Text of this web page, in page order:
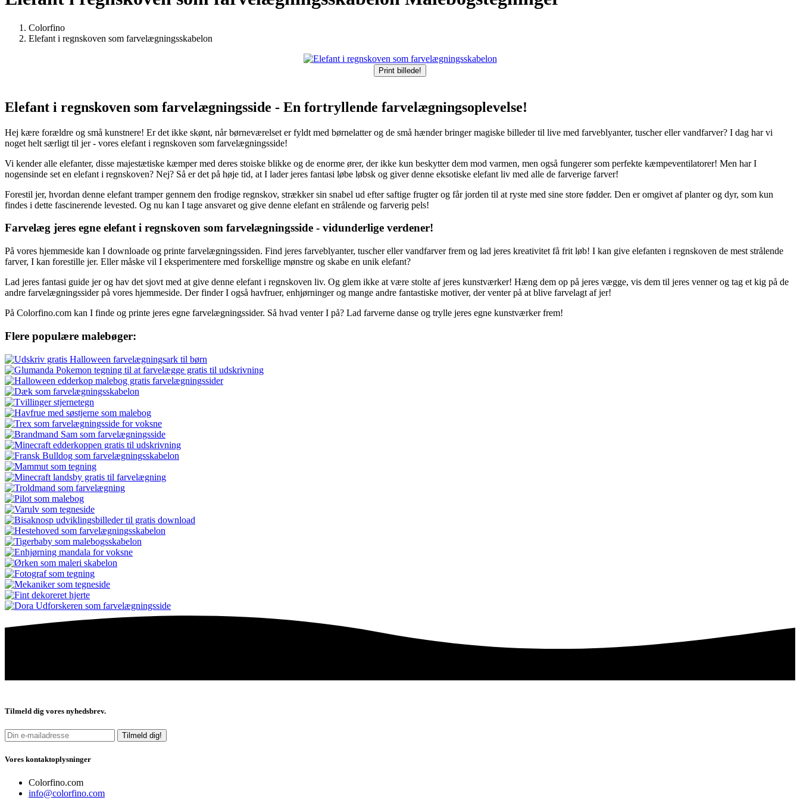
Colorfino
Elefant i regnskoven som farvelægningsskabelon
Print billede!
Elefant i regnskoven som farvelægningsside - En fortryllende farvelægningsoplevelse!
Hej kære forældre og små kunstnere! Er det ikke skønt, når børneværelset er fyldt med børnelatter og de små hænder bringer magiske billeder til live med farveblyanter, tuscher eller vandfarver? I dag har vi
noget helt særligt til jer - vores elefant i regnskoven som farvelægningsside!
Vi kender alle elefanter, disse majestætiske kæmper med deres stoiske blikke og de enorme ører, der ikke kun beskytter dem mod varmen, men også fungerer som perfekte kæmpeventilatorer! Men har I
nogensinde set en elefant i regnskoven? Nej? Så er det på høje tid, at I lader jeres fantasi løbe løbsk og giver denne eksotiske elefant liv med alle de farverige farver!
Forestil jer, hvordan denne elefant tramper gennem den frodige regnskov, strækker sin snabel ud efter saftige frugter og får jorden til at ryste med sine store fødder. Den er omgivet af planter og dyr, som kun
findes i dette fascinerende levested. Og nu kan I tage ansvaret og give denne elefant en strålende og farverig pels!
Farvelæg jeres egne elefant i regnskoven som farvelægningsside - vidunderlige verdener!
På vores hjemmeside kan I downloade og printe farvelægningssiden. Find jeres farveblyanter, tuscher eller vandfarver frem og lad jeres kreativitet få frit løb! I kan give elefanten i regnskoven de mest strålende
farver, I kan forestille jer. Eller måske vil I eksperimentere med forskellige mønstre og skabe en unik elefant?
Lad jeres fantasi guide jer og hav det sjovt med at give denne elefant i regnskoven liv. Og glem ikke at være stolte af jeres kunstværker! Hæng dem op på jeres vægge, vis dem til jeres venner og tag et kig på de
andre farvelægningssider på vores hjemmeside. Der finder I også havfruer, enhjørninger og mange andre fantastiske motiver, der venter på at blive farvelagt af jer!
På Colorfino.com kan I finde og printe jeres egne farvelægningssider. Så hvad venter I på? Lad farverne danse og trylle jeres egne kunstværker frem!
Flere populære malebøger:
Tilmeld dig vores nyhedsbrev.
Tilmeld dig!
Vores kontaktoplysninger
Colorfino.com
info@colorfino.com